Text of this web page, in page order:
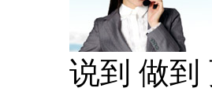
说到 做到